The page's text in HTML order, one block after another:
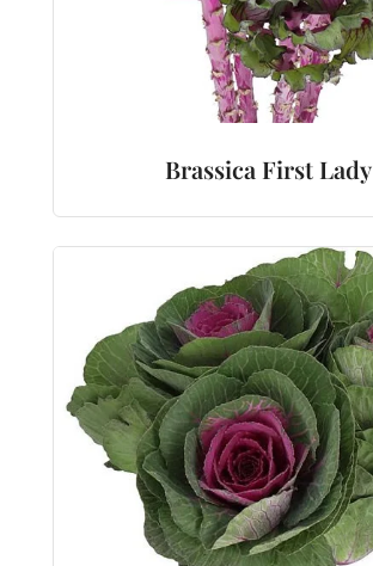
Brassica First Lady